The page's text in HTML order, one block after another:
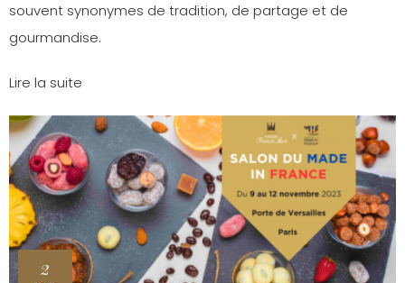
souvent synonymes de tradition, de partage et de
gourmandise.
Lire la suite
2